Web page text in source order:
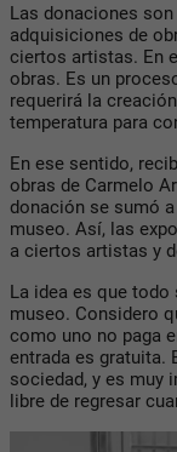
Las donaciones
adquisiciones de
ciertos artistas. En
obras. Es un
requerirá la
temperatura para
En ese sentido,
obras de Carmelo
donación se sumó
museo. Así, las
a ciertos artistas y
La idea es que
museo. Considero
como uno no paga
entrada es gratuita.
sociedad, y es muy
libre de regresar